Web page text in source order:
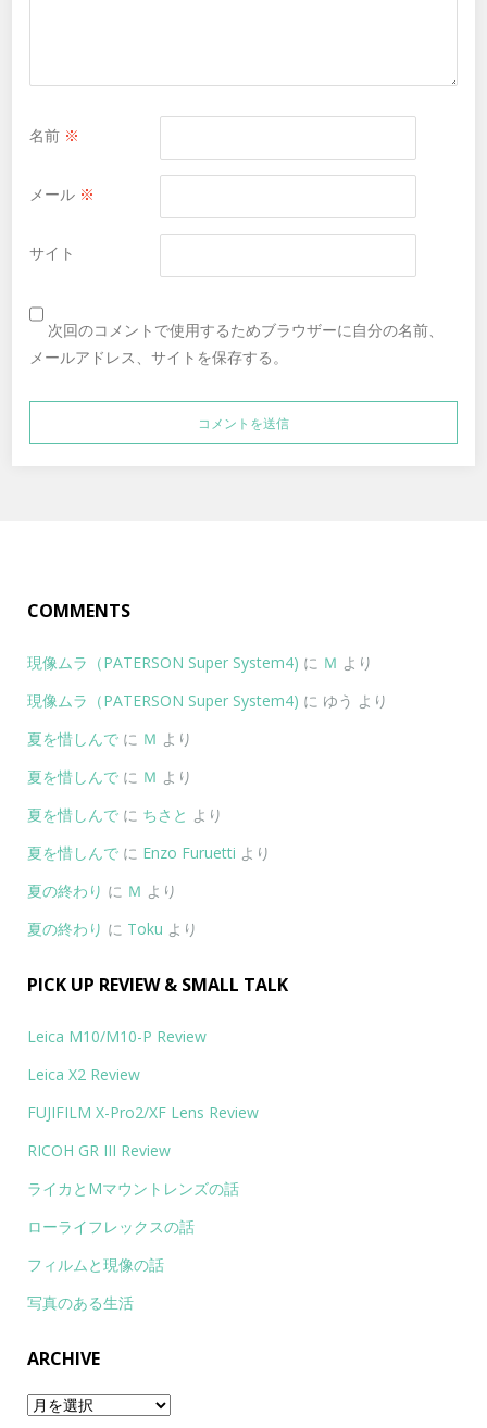
名前 ※
メール ※
サイト
次回のコメントで使用するためブラウザーに自分の名前、
メールアドレス、サイトを保存する。
COMMENTS
現像ムラ（PATERSON Super System4) に Ｍ より
現像ムラ（PATERSON Super System4) に ゆう より
夏を惜しんで に Ｍ より
夏を惜しんで に Ｍ より
夏を惜しんで に ちさと より
夏を惜しんで に Enzo Furuetti より
夏の終わり に Ｍ より
夏の終わり に Toku より
PICK UP REVIEW & SMALL TALK
Leica M10/M10-P Review
Leica X2 Review
FUJIFILM X-Pro2/XF Lens Review
RICOH GR III Review
ライカとMマウントレンズの話
ローライフレックスの話
フィルムと現像の話
写真のある生活
ARCHIVE
Archive